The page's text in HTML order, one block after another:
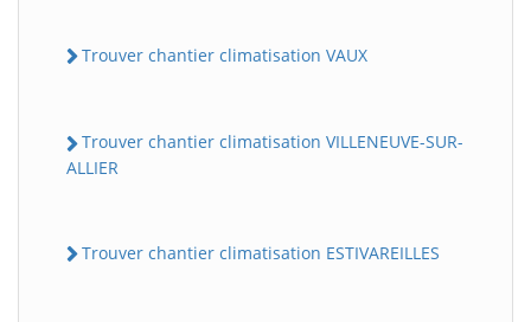
Trouver chantier climatisation VAUX
Trouver chantier climatisation VILLENEUVE-SUR-
ALLIER
Trouver chantier climatisation ESTIVAREILLES